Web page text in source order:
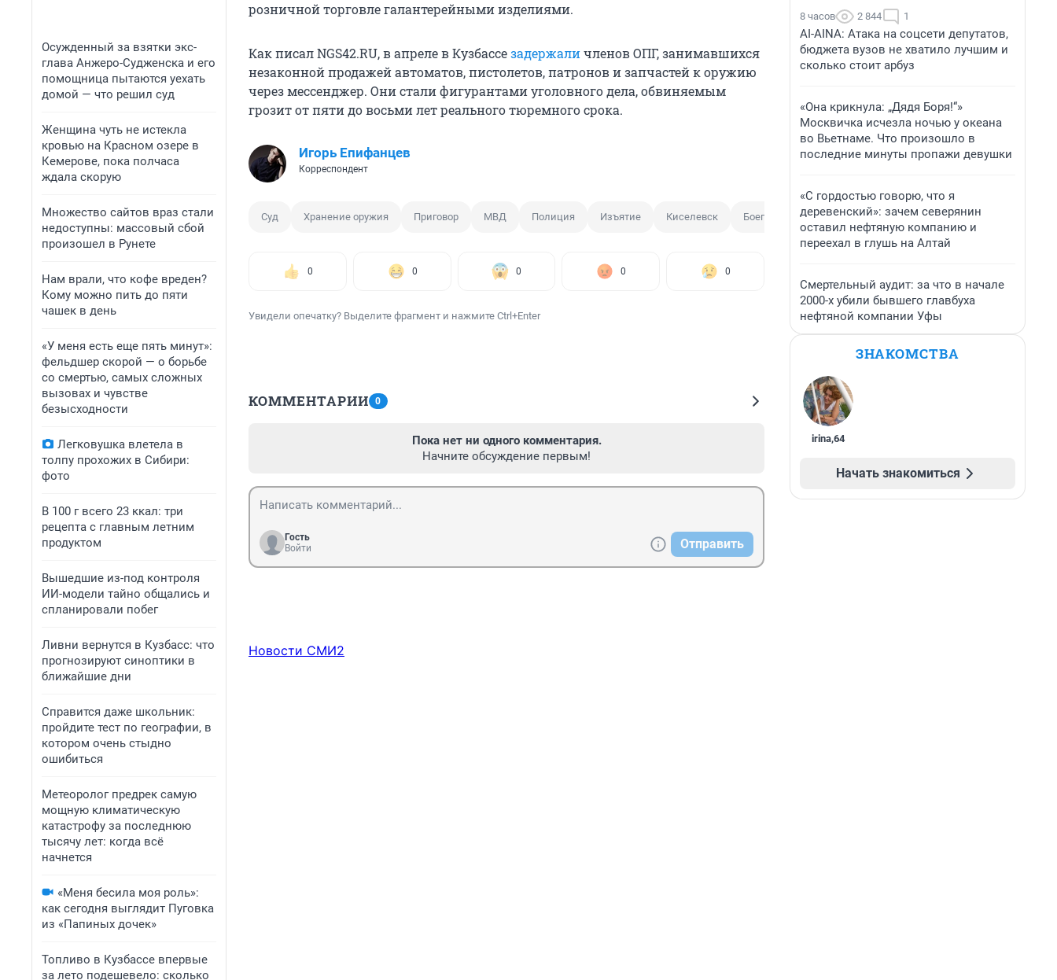
Осужденный за взятки экс-
глава Анжеро-Судженска и его
помощница пытаются уехать
домой — что решил суд
Женщина чуть не истекла
кровью на Красном озере в
Кемерове, пока полчаса
ждала скорую
Множество сайтов враз стали
недоступны: массовый сбой
произошел в Рунете
Нам врали, что кофе вреден?
Кому можно пить до пяти
чашек в день
«У меня есть еще пять минут»:
фельдшер скорой — о борьбе
со смертью, самых сложных
вызовах и чувстве
безысходности
Легковушка влетела в
толпу прохожих в Сибири:
фото
В 100 г всего 23 ккал: три
рецепта с главным летним
продуктом
Вышедшие из-под контроля
ИИ-модели тайно общались и
спланировали побег
Ливни вернутся в Кузбасс: что
прогнозируют синоптики в
ближайшие дни
Справится даже школьник:
пройдите тест по географии, в
котором очень стыдно
ошибиться
Метеоролог предрек самую
мощную климатическую
катастрофу за последнюю
тысячу лет: когда всё
начнется
«Меня бесила моя роль»:
как сегодня выглядит Пуговка
из «Папиных дочек»
Топливо в Кузбассе впервые
за лето подешевело: сколько
розничной торговле галантерейными изделиями.
Как писал NGS42.RU, в апреле в Кузбассезадержаличленов ОПГ, занимавшихся
незаконной продажей автоматов, пистолетов, патронов и запчастей к оружию
через мессенджер. Они стали фигурантами уголовного дела, обвиняемым
грозит от пяти до восьми лет реального тюремного срока.
Игорь Епифанцев
Корреспондент
Суд Хранение оружия Приговор МВД Полиция Изъятие Киселевск Боеприпас Патрон
0 0 0 0 0
Увидели опечатку? Выделите фрагмент и нажмите Ctrl+Enter
КОММЕНТАРИИ 0
Пока нет ни одного комментария.
Начните обсуждение первым!
Гость
Войти
Отправить
Новости СМИ2
8 часов 2 844 1
AI-AINA: Атака на соцсети депутатов,
бюджета вузов не хватило лучшим и
сколько стоит арбуз
«Она крикнула: „Дядя Боря!“»
Москвичка исчезла ночью у океана
во Вьетнаме. Что произошло в
последние минуты пропажи девушки
«С гордостью говорю, что я
деревенский»: зачем северянин
оставил нефтяную компанию и
переехал в глушь на Алтай
Смертельный аудит: за что в начале
2000-х убили бывшего главбуха
нефтяной компании Уфы
ЗНАКОМСТВА
irina,64
Начать знакомиться